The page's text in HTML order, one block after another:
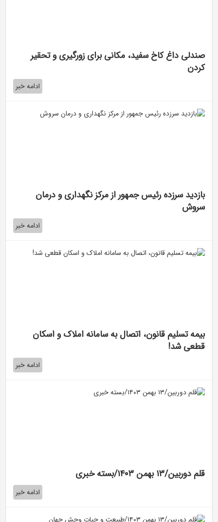
صندلی داغ کاخ سفید، مکانی برای زورگیری و تحقیر
کردن
ادامه خبر
بازدید سرزده رئیس جمهور از مرکز نگهداری و درمان
سروش
ادامه خبر
بیمه تسلیم قانون، اتصال به سامانه املاک و اسکان
قطعی شد!
ادامه خبر
قلم دوربین/۱۳ بهمن ۱۴۰۳/بسته خبری
ادامه خبر